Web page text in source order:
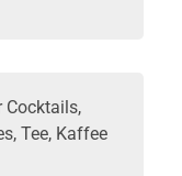
Cocktails,
Tee, Kaffee